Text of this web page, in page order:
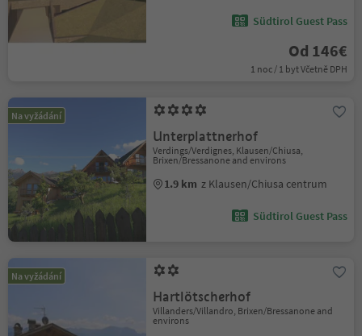
Südtirol Guest Pass
Od 146€
1 noc / 1 byt Včetně DPH
Na vyžádání
Unterplattnerhof
Verdings/Verdignes, Klausen/Chiusa,
Brixen/Bressanone and environs
1.9 km z Klausen/Chiusa centrum
Südtirol Guest Pass
Na vyžádání
Hartlötscherhof
Villanders/Villandro, Brixen/Bressanone and
environs